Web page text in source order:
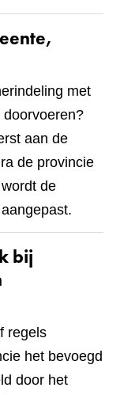
met
aan de
de provincie
de
bij
regels
het bevoegd
door het